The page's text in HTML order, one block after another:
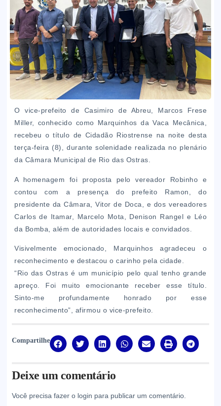
O vice-prefeito de Casimiro de Abreu, Marcos Frese
Miller, conhecido como Marquinhos da Vaca Mecânica,
recebeu o título de Cidadão Riostrense na noite desta
terça-feira (8), durante solenidade realizada no plenário
da Câmara Municipal de Rio das Ostras.
A homenagem foi proposta pelo vereador Robinho e
contou com a presença do prefeito Ramon, do
presidente da Câmara, Vitor de Doca, e dos vereadores
Carlos de Itamar, Marcelo Mota, Denison Rangel e Léo
da Bomba, além de autoridades locais e convidados.
Visivelmente emocionado, Marquinhos agradeceu o
reconhecimento e destacou o carinho pela cidade.
“Rio das Ostras é um município pelo qual tenho grande
apreço. Foi muito emocionante receber esse título.
Sinto-me profundamente honrado por esse
reconhecimento”, afirmou o vice-prefeito.
Compartilhe
Deixe um comentário
Você precisa fazer o login para publicar um comentário.